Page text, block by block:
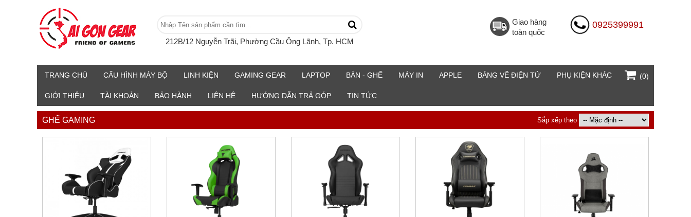
212B/12 Nguyễn Trãi, Phường Cầu Ông Lãnh, Tp. HCM
0925399991
Giao hàng
toàn quốc
TRANG CHỦ CẤU HÌNH MÁY BỘ LINH KIỆN GAMING GEAR LAPTOP BÀN - GHẾ MÁY IN APPLE BẢNG VẼ ĐIỆN TỬ PHỤ KIỆN KHÁC
GIỚI THIỆU TÀI KHOẢN BẢO HÀNH LIÊN HỆ HƯỚNG DẪN TRẢ GÓP TIN TỨC
(0)
GHẾ GAMING Sắp xếp theo